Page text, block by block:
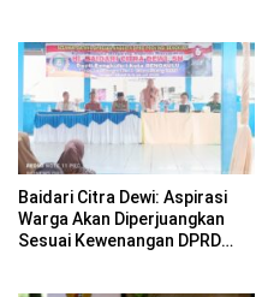
Baidari Citra Dewi: Aspirasi
Warga Akan Diperjuangkan
Sesuai Kewenangan DPRD